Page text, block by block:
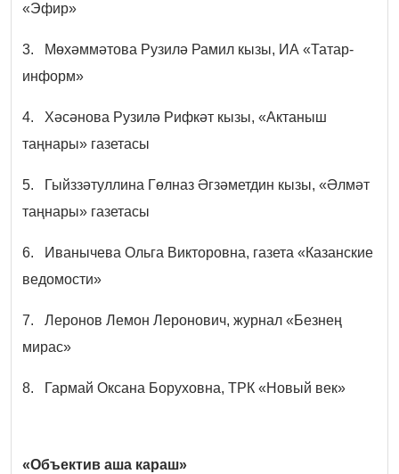
«Эфир»
3. Мөхәммәтова Рузилә Рамил кызы, ИА «Татар-
информ»
4. Хәсәнова Рузилә Рифкәт кызы, «Актаныш
таңнары» газетасы
5. Гыйззәтуллина Гөлназ Әгзәметдин кызы, «Әлмәт
таңнары» газетасы
6. Иванычева Ольга Викторовна, газета «Казанские
ведомости»
7. Леронов Лемон Леронович, журнал «Безнең
мирас»
8. Гармай Оксана Боруховна, ТРК «Новый век»
«Объектив аша караш»